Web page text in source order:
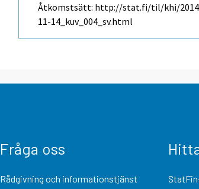
Åtkomstsätt: http://stat.fi/til/khi/2014/
11-14_kuv_004_sv.html
Fråga oss
Rådgivning och informationstjänst